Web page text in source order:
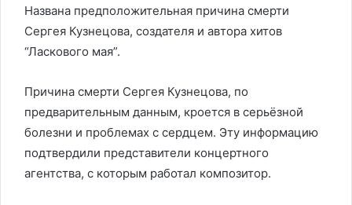
Названа предположительная причина смерти
Сергея Кузнецова, создателя и автора хитов
“Ласкового мая”.
Причина смерти Сергея Кузнецова, по
предварительным данным, кроется в серьёзной
болезни и проблемах с сердцем. Эту информацию
подтвердили представители концертного
агентства, с которым работал композитор.